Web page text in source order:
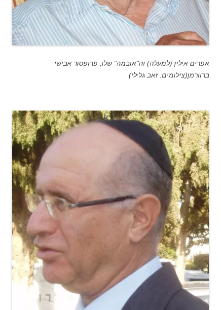
אפרים אילין (למעלה) וה"אובמה" שלו, פרופסור אבישי
ברוורמן(צילומים: זאב גלילי)